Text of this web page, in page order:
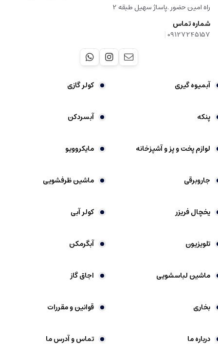
راه امین حضور .پاساژ سهیل طبقه 2
شماره تماس
09127245157
|
آبمیوه گیری کولر گازی
پنکه آبسردکن
لوازم پخت و پز و آشپزخانه مایکروویو
جاروبرقی ماشین ظرفشویی
یخچال فریزر کولر آبی
تلویزیون آبگرمکن
ماشین لباسشویی اجاق گاز
بخاری قوانین و مقررات
درباره ما تماس و آدرس ما